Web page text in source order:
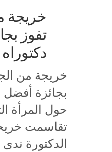
خريجة
تفوز
خريجة من
بجائزة أفضل
تقاسمت
الدكتورة